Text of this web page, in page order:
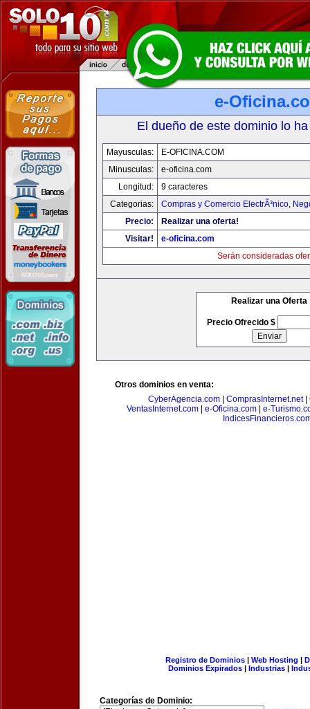
e-
El dueño de este dominio lo
Mayusculas:
E-OFICINA.COM
Minusculas:
e-oficina.com
Longitud:
9 caracteres
Categorias:
Compras y Comercio ElectrÃ³nico,
Precio:
Realizar una oferta!
Visitar!
e-oficina.com
Serán consideradas
Realizar una Oferta
Precio Ofrecido $
Otros dominios en venta:
CyberAgencia.com| ComprasInternet.net|
VentasInternet.com
e-Oficina.com
e-
Registro de Dominios| Web Hosting |
Dominios Expirados | Industrias |
Categorías de Dominio: